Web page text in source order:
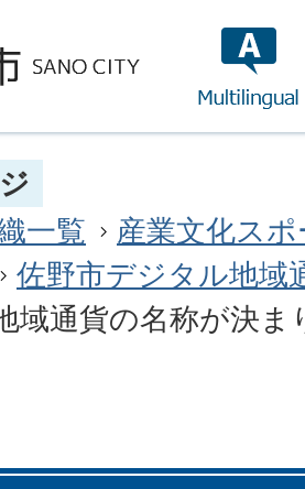
一覧
産業文化ス
佐野市デジタル地域
域通貨の名称が決ま